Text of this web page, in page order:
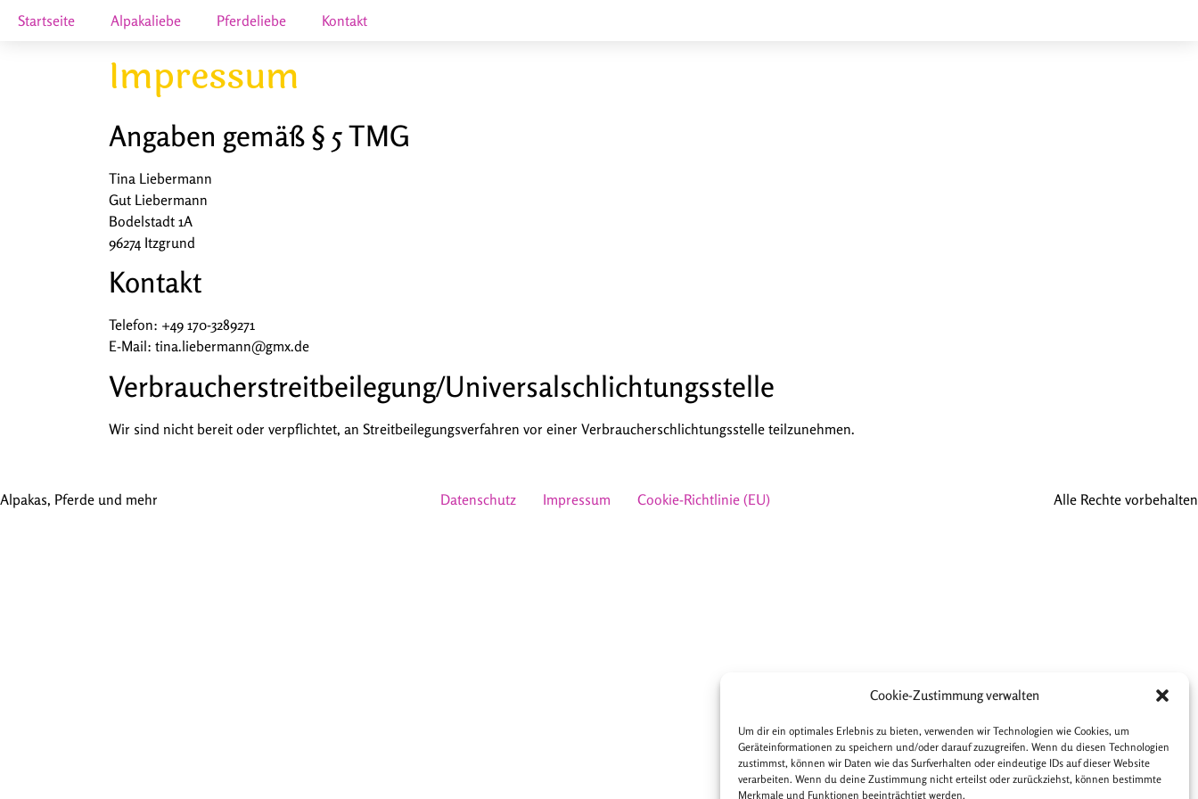
Cookie-Zustimmung verwalten
Um dir ein optimales Erlebnis zu bieten, verwenden wir Technologien wie Cookies, um
Geräteinformationen zu speichern und/oder darauf zuzugreifen. Wenn du diesen Technologien
zustimmst, können wir Daten wie das Surfverhalten oder eindeutige IDs auf dieser Website
verarbeiten. Wenn du deine Zustimmung nicht erteilst oder zurückziehst, können bestimmte
Merkmale und Funktionen beeinträchtigt werden.
Startseite Alpakaliebe Pferdeliebe Kontakt
Impressum
Angaben gemäß § 5 TMG
Tina Liebermann
Gut Liebermann
Bodelstadt 1A
96274 Itzgrund
Kontakt
Telefon: +49 170-3289271
E-Mail: tina.liebermann@gmx.de
Verbraucher­streit­beilegung/Universal­schlichtungs­stelle
Wir sind nicht bereit oder verpflichtet, an Streitbeilegungsverfahren vor einer Verbraucherschlichtungsstelle teilzunehmen.
Alpakas, Pferde und mehr Datenschutz Impressum Cookie-Richtlinie (EU) Alle Rechte vorbehalten